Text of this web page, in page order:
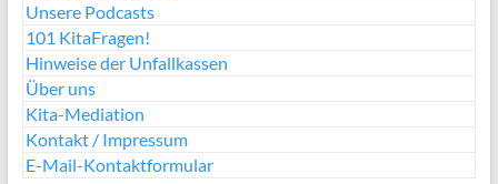
Unsere Podcasts
101 KitaFragen!
Hinweise der Unfallkassen
Über uns
Kita-Mediation
Kontakt / Impressum
E-Mail-Kontaktformular